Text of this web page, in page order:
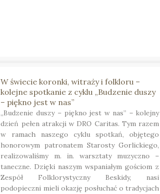
W świecie koronki, witraży i folkloru –
kolejne spotkanie z cyklu „Budzenie duszy
– piękno jest w nas”
„Budzenie duszy – piękno jest w nas” – kolejny
dzień pełen atrakcji w DRO Caritas. Tym razem
w ramach naszego cyklu spotkań, objętego
honorowym patronatem Starosty Gorlickiego,
realizowaliśmy m. in. warsztaty muzyczno –
taneczne. Dzięki naszym wspaniałym gościom z
Zespół Folklorystyczny Beskidy, nasi
podopieczni mieli okazję posłuchać o tradycjach